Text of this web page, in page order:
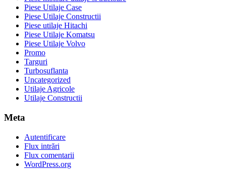
Piese Utilaje Case
Piese Utilaje Constructii
Piese utilaje Hitachi
Piese Utilaje Komatsu
Piese Utilaje Volvo
Promo
Targuri
Turbosuflanta
Uncategorized
Utilaje Agricole
Utilaje Constructii
Meta
Autentificare
Flux intrări
Flux comentarii
WordPress.org